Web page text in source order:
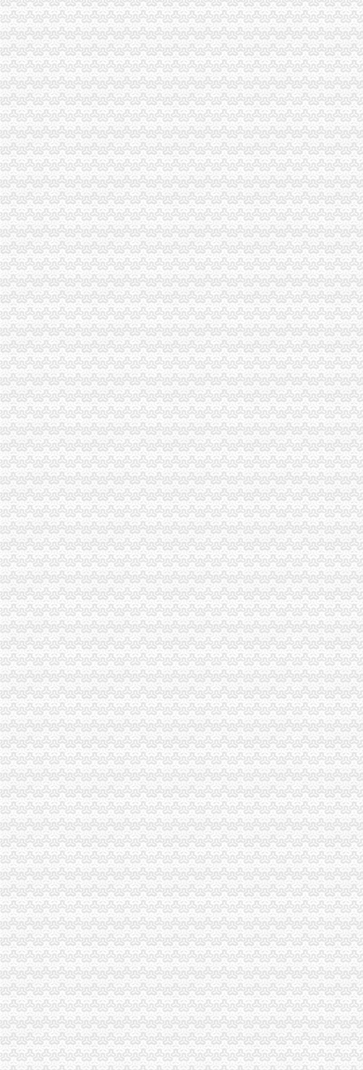
化妆品进口流程|进口化妆品流程【今日推荐网】
货物出口流程
《出口货物报关流程》100篇第一文库网
货物进出口业务流程简介-上海宝森供应链管理有限公司
出口代理公司
中国进出口代理网-进出口代理外贸综合服务平台
进口代理_进口代理公司_出口代理_出口代理公司_宁波瓯伟嘉工贸有限
海关物流公司
海关服务促外贸利好富家水运外贸物流公司诞生_网易财经
海拉尔海关关于天津畅通物流有限公司逾期未领取保证金相关况的公
海关清关公司
越南铁矿石_越南铁矿石进口清关服务、上海进口清关公司、海关推荐
深圳机场海关清关代理找哪家？|诺金报关公司-11经验深圳报关行
重庆报关公司
【香港至重庆报关公司】_香港至重庆报关公司厂家批发-虎易网
第3页重庆报关行公司提供报关报验服务重庆报关行查询-锦程物流网公
重庆进出口公司
重庆玖佰进出口有限公司
重庆蕾碧进出口贸易有限公司
出口许可证
货物出口许可证管理办法-
货物出口许可证管理办法
注册出口贸易公司
注册进出口贸易公司公司注册流程【今日推荐网-佛山工商/税务/财务】
上海自贸区注册进出口贸易公司新流程解析-商务服务
如何注册外贸公司
宝安注册外贸公司需要多长时间？办理外贸公司工商注册具体流程_深
2017如何注册一个外贸公司
外贸公司注册流程
宁波装饰公司注册流程、注册宁波外贸公司费用_一路发发B2B电子商
【佛山进出口公司注册_进出口公司注册流程_进出口公司注册代理】-
外贸公司注册资金
外贸公司注册的流程
英国公司注册资金【宁波外贸吧】_百度贴吧
外贸公司注册条件
易经济合作部关于调整企业申请进出口经营权的资格条件及加后期
【昆明贸易公司注册_贸易公司注册条件_国际贸易公司注册】-昆明赶
重庆代办外贸公司
中国制造,重庆外贸进出口代理商贸销售纺织品生产厂家,重庆外贸进
重庆江北区外贸公司增资代办_第1页_重庆焦点_媒体_西祠胡同
外贸公司注册要求
南京浦口外贸公司注册需要多少钱-数字英才
太原注册外贸公司基本要求-太原58同城
外贸公司注册
外贸公司注册流程是什么_外贸流程_eBay外贸门户
注册一个外贸公司的整个流程是什么？_已解决-阿里巴巴生意经
重庆注册进出口公司
重庆共创进出口有限公司|重庆共创进出口有限公司网站
重庆进出口有限公司|重庆进出口有限公司网站
重庆注册外贸公司
我公司在重庆,想申请改成有进出口贸易的外贸公司,需要哪些条件和
重庆唯东生物化工有限公司招聘外贸业务助理-应届毕业生_重庆-渝北区